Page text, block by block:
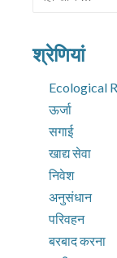
श्रेणियां
Ecological
ऊर्जा
सगाई
खाद्य सेवा
निवेश
अनुसंधान
परिवहन
बरबाद करना